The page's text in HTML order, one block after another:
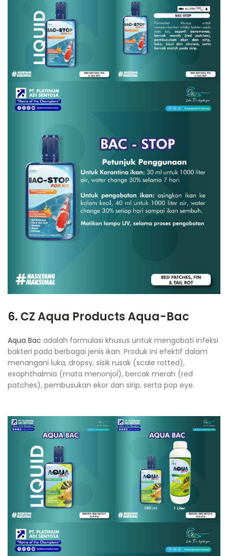
6. CZ Aqua Products Aqua-Bac
Aqua Bac adalah formulasi khusus untuk mengobati infeksi
bakteri pada berbagai jenis ikan. Produk ini efektif dalam
menangani luka, dropsy, sisik rusak (scale rotted),
exophthalmia (mata menonjol), bercak merah (red
patches), pembusukan ekor dan sirip, serta pop eye.